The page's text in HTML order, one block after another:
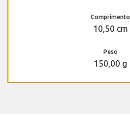
Comprimento
10,50 cm
Peso
150,00 g